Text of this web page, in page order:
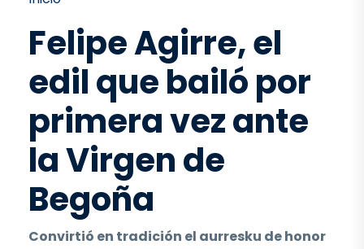
Felipe Agirre, el
edil que bailó por
primera vez ante
la Virgen de
Begoña
Convirtió en tradición el aurresku de honor